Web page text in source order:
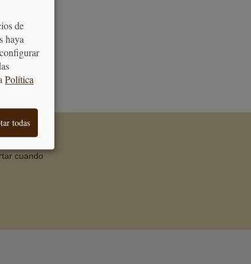
ATENCIÓN
AL CLIENTE
cuando
de
haya
Política
todas